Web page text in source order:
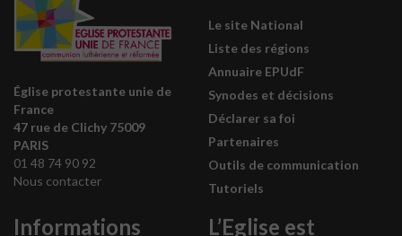
Église protestante unie de
France
47 rue de Clichy 75009
PARIS
01 48 74 90 92
Nous contacter
Le site National
Liste des régions
Annuaire EPUdF
Synodes et décisions
Déclarer sa foi
Partenaires
Outils de communication
Tutoriels
Informations
L’Eglise est